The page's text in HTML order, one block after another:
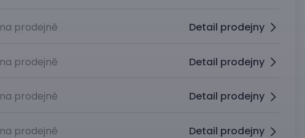
na prodejně Detail prodejny
na prodejně Detail prodejny
na prodejně Detail prodejny
na prodejně Detail prodejny